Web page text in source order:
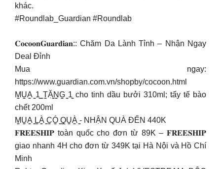
khác.
#Roundlab_Guardian #Roundlab
𝐂𝐨𝐜𝐨𝐨𝐧𝐆𝐮𝐚𝐫𝐝𝐢𝐚𝐧:: Chăm Da Lành Tỉnh – Nhận Ngay
Deal Đỉnh
Mua ngay:
https://www.guardian.com.vn/shopby/cocoon.html
M̳U̳A̳ ̳1̳ ̳T̳Ặ̳N̳G̳ ̳1̳ cho tinh dầu bưởi 310ml; tẩy tế bào
chết 200ml
M̳U̳A̳ ̳L̳À̳ ̳C̳Ó̳ ̳Q̳U̳À̳ ̳- NHẬN QUÀ ĐẾN 440K
𝐅𝐑𝐄𝐄𝐒𝐇𝐈𝐏 toàn quốc cho đơn từ 89K – 𝐅𝐑𝐄𝐄𝐒𝐇𝐈𝐏
giao nhanh 4H cho đơn từ 349K tại Hà Nội và Hồ Chí
Minh